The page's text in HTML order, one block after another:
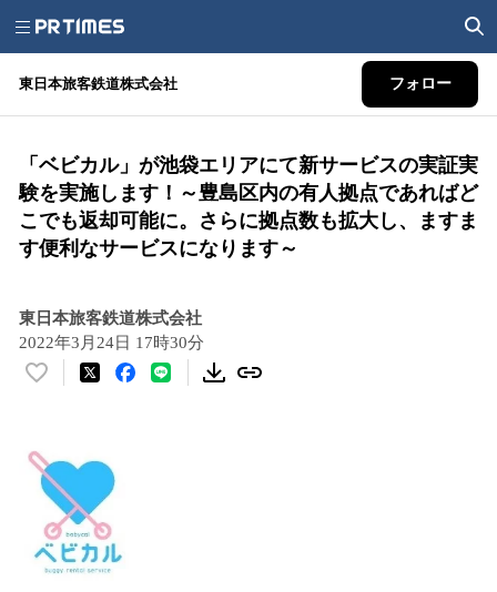
東日本旅客鉄道株式会社 フォロー
「ベビカル」が池袋エリアにて新サービスの実証実
験を実施します！～豊島区内の有人拠点であればど
こでも返却可能に。さらに拠点数も拡大し、ますま
す便利なサービスになります～
東日本旅客鉄道株式会社
2022年3月24日 17時30分
い
！
数
を
読
み
込